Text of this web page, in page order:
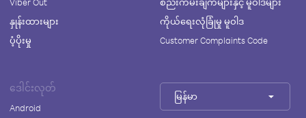
နှုန်းထားများ
ပံ့ပိုးမှု
ကိုယ်ရေးလုံခြုံမှု မူဝါဒ
Customer Complaints Code
ဒေါင်းလုတ်
Android
မြန်မာ